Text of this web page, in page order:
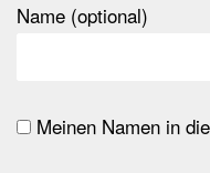
Name (optional)
Meinen Namen in